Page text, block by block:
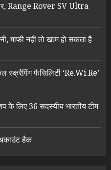
Range Rover SV Ultra
माफी नहीं तो खत्म हो सकता है
स्क्रैपिंग फैसिलिटी ‘Re.Wi.Re’
के लिए 36 सदस्यीय भारतीय टीम
हैक